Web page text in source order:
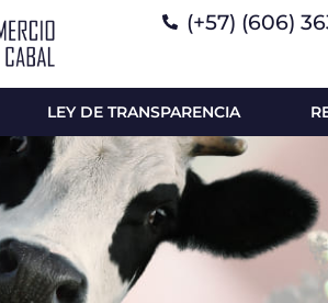
(+57) (606)
LEY DE TRANSPARENCIA